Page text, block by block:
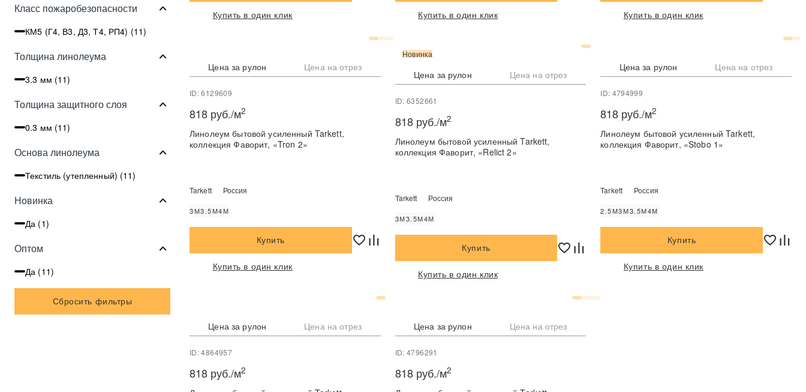
Класс пожаробезопасности
КМ5 (Г4, В3, Д3, Т4, РП4) (11)
Толщина линолеума
3.3 мм (11)
Толщина защитного слоя
0.3 мм (11)
Основа линолеума
Текстиль (утепленный) (11)
Новинка
Да (1)
Оптом
Да (11)
Сбросить фильтры
Купить в один клик Купить в один клик Купить в один клик
Цена за рулон Цена на отрез
ID: 6129609
818 руб./м2
Линолеум бытовой усиленный Tarkett,
коллекция Фаворит, «Tron 2»
Tarkett Россия
3М3.5М4М
Купить
Купить в один клик
Новинка
Цена за рулон Цена на отрез
ID: 6352661
818 руб./м2
Линолеум бытовой усиленный Tarkett,
коллекция Фаворит, «Relict 2»
Tarkett Россия
3М3.5М4М
Купить
Купить в один клик
Цена за рулон Цена на отрез
ID: 4794999
818 руб./м2
Линолеум бытовой усиленный Tarkett,
коллекция Фаворит, «Stobo 1»
Tarkett Россия
2.5М3М3.5М4М
Купить
Купить в один клик
Цена за рулон Цена на отрез
ID: 4864957
818 руб./м2
Цена за рулон Цена на отрез
ID: 4796291
818 руб./м2